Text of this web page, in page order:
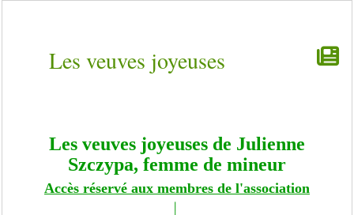
Les veuves joyeuses
Les veuves joyeuses de Julienne
Szczypa, femme de mineur
Accès réservé aux membres de l'association